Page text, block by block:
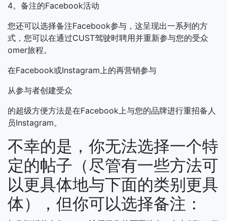
4。备注的Facebook活动
您还可以选择备注Facebook参与，这呈现出一系列的方
式，您可以在通过CUST驾驶时聘用并重新参与您的受众
omer旅程。
在Facebook或Instagram上的再营销参与
从参与者创建受众
的超级方便方法是在Facebook上与您的品牌进行重招备人
员Instagram。
不幸的是，你无法选择一个特
定的帖子（尽管有一些方法可
以更具体地与下面的类别更具
体），但你可以选择备注：